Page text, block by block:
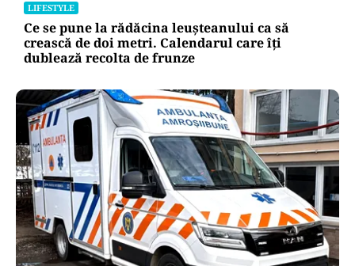
LIFESTYLE
Ce se pune la rădăcina leușteanului ca să
crească de doi metri. Calendarul care îți
dublează recolta de frunze